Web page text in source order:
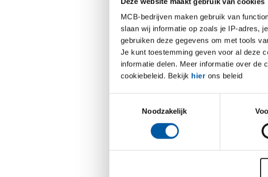
MCB-bedrijven maken gebruik van
slaan wij informatie op zoals je IP-adres,
gebruiken deze gegevens om met tools
Je kunt toestemming geven voor al deze
informatie delen. Meer informatie over de
cookiebeleid. Bekijk hier ons beleid
Noodzakelijk
zonne-energiesector.
en
weersinvloeden
compromis tussen
uitstekend in
plaatbewerking —
beschermde
energiesector, groeit
zoeken naar betere